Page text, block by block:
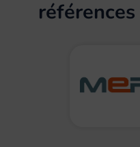
références